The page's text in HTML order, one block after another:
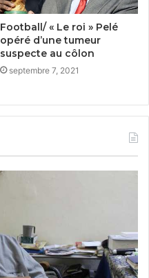
Football/ « Le roi » Pelé
opéré d’une tumeur
suspecte au côlon
septembre 7, 2021